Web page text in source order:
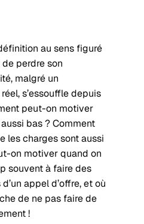
au sens figuré
perdre son
malgré un
s’essouffle depuis
peut-on motiver
bas ? Comment
les charges sont aussi
on motiver quand on
souvent à faire des
appel d’offre, et où
de ne pas faire de
!